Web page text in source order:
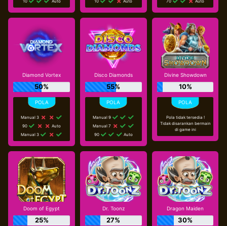
Diamond Vortex
50%
Manual 3
90
Auto
Manual 3
Disco Diamonds
55%
Manual 9
Manual 7
90
Auto
Divine Showdown
10%
Pola tidak tersedia !
Tidak disarankan bermain
di game ini
Doom of Egypt
25%
Dr. Toonz
27%
Dragon Maiden
30%